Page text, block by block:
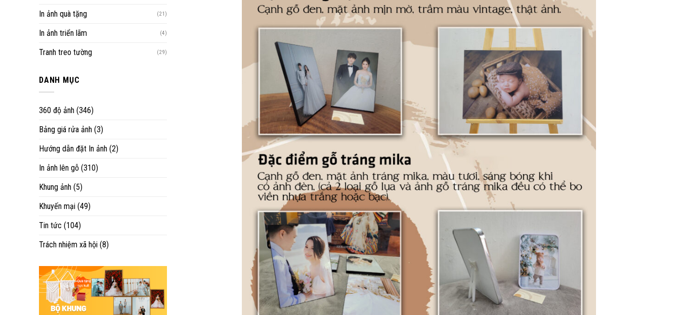
In ảnh quà tặng (21)
In ảnh triển lãm (4)
Tranh treo tường (29)
DANH MỤC
360 độ ảnh (346)
Bảng giá rửa ảnh (3)
Hướng dẫn đặt In ảnh (2)
In ảnh lên gỗ (310)
Khung ảnh (5)
Khuyến mại (49)
Tin tức (104)
Trách nhiệm xã hội (8)